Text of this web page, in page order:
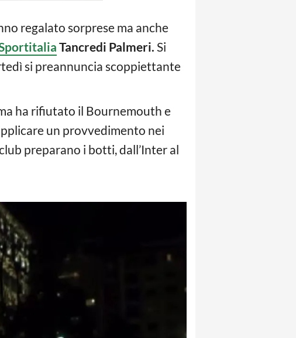
regalato sorprese ma anche
Tancredi Palmeri. Si
si preannuncia scoppiettante
ha rifiutato il Bournemouth e
un provvedimento nei
preparano i botti, dall’Inter al